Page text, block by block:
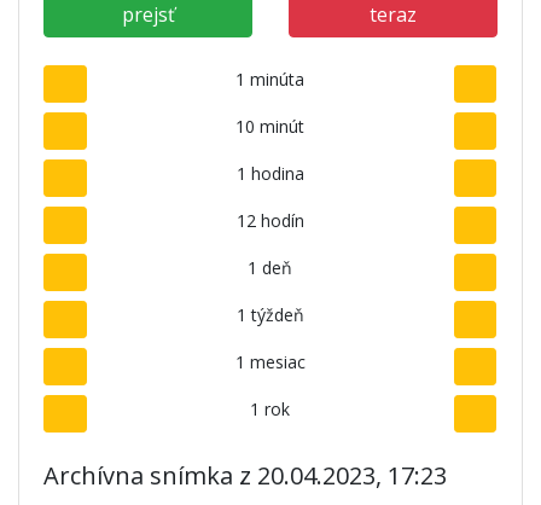
prejsť teraz
1 minúta
10 minút
1 hodina
12 hodín
1 deň
1 týždeň
1 mesiac
1 rok
Archívna snímka z 20.04.2023, 17:23